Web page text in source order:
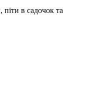
в садочок та